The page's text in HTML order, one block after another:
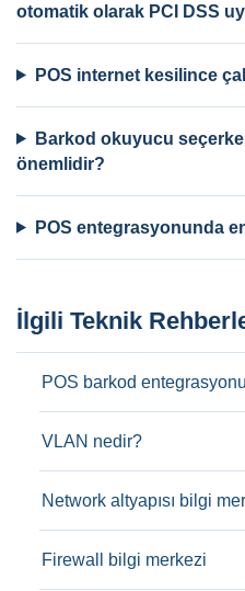
otomatik olarak PCI DSS
POS internet kesilince
Barkod okuyucu
önemlidir?
POS entegrasyonunda
İlgili Teknik
POS barkod
VLAN nedir?
Network altyapısı bilgi
Firewall bilgi merkezi